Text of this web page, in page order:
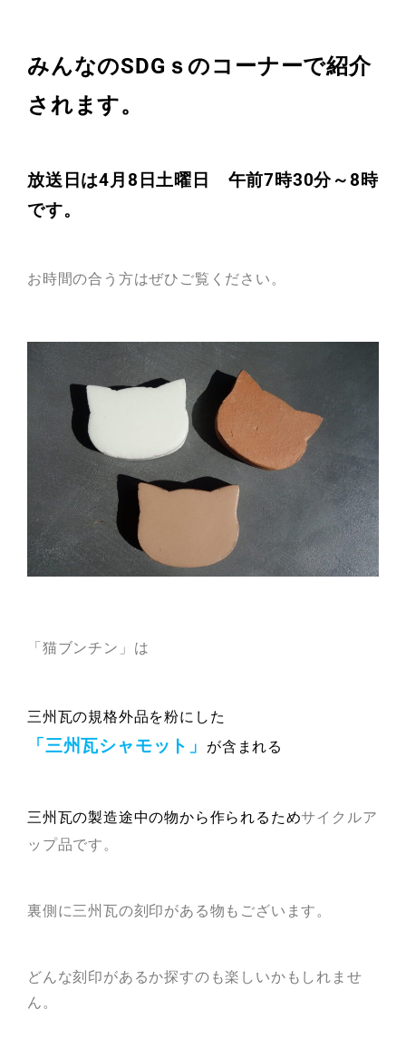
みんなのSDGｓのコーナーで紹介
されます。
放送日は4月8日土曜日 午前7時30分～8時
です。
お時間の合う方はぜひご覧ください。
「猫ブンチン」は
三州瓦の規格外品を粉にした
「三州瓦シャモット」 が含まれる
三州瓦の製造途中の物から作られるためサイクルア
ップ品です。
裏側に三州瓦の刻印がある物もございます。
どんな刻印があるか探すのも楽しいかもしれませ
ん。